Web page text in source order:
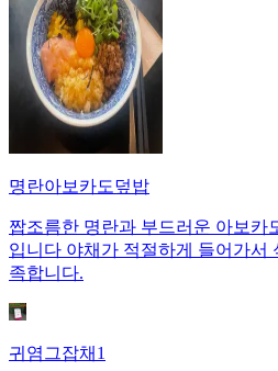
명란아보카도덮밥
짭조름한 명란과 부드러운 아보카
입니다 야채가 적절하게 들어가서
족합니다.
귀염그잡채1